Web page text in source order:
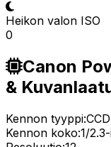
Heikon valon ISO
0
Canon
&
Kennon tyyppi:CCD
Kennon koko:1/